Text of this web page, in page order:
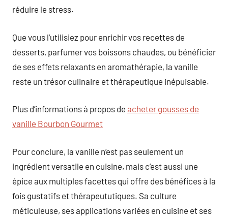
réduire le stress.
Que vous l’utilisiez pour enrichir vos recettes de
desserts, parfumer vos boissons chaudes, ou bénéficier
de ses effets relaxants en aromathérapie, la vanille
reste un trésor culinaire et thérapeutique inépuisable.
Plus d’informations à propos de acheter gousses de
vanille Bourbon Gourmet
Pour conclure, la vanille n’est pas seulement un
ingrédient versatile en cuisine, mais c’est aussi une
épice aux multiples facettes qui offre des bénéfices à la
fois gustatifs et thérapeututiques. Sa culture
méticuleuse, ses applications variées en cuisine et ses